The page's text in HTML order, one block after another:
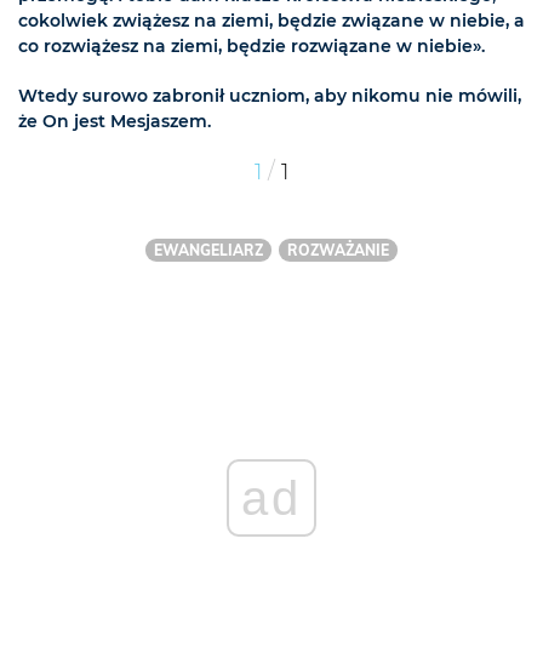
cokolwiek zwiążesz na ziemi, będzie związane w niebie, a
co rozwiążesz na ziemi, będzie rozwiązane w niebie».
Wtedy surowo zabronił uczniom, aby nikomu nie mówili,
że On jest Mesjaszem.
1 / 1
EWANGELIARZ ROZWAŻANIE
ad